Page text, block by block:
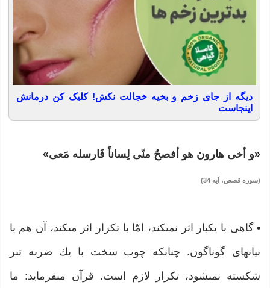
دیگه از جای زخم و بخیه خجالت نکش! کلیک کن درمانش
اینجاست
«و أخى هارون هو أفصحُ منّى لِساناً فَارسله مَعى»
(سوره قصص، آيه 34)
• گاهى با يكبار اثر نمى‏كند، امّا با تكرار اثر مى‏كند، آن هم با
بيان‏هاى گوناگون. چنانكه چوب سخت با يك ضربه تبر
شكسته نمى‏شود، تكرار لازم است. قرآن مى‏فرمايد: ما